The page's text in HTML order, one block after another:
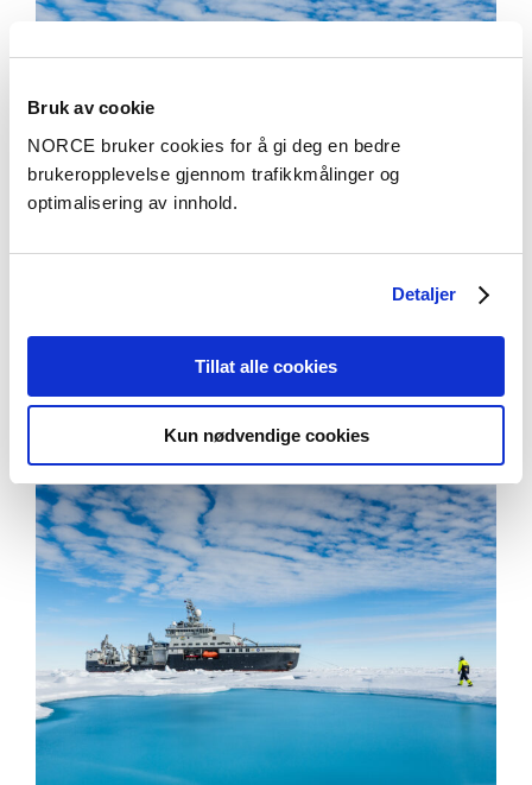
Bruk av cookie
NORCE bruker cookies for å gi deg en bedre
brukeropplevelse gjennom trafikkmålinger og
optimalisering av innhold.
Detaljer
Tillat alle cookies
Kun nødvendige cookies
Aktuelt
Nå starter Norges største forskningsprosjekt